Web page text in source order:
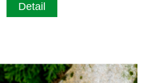
Detail